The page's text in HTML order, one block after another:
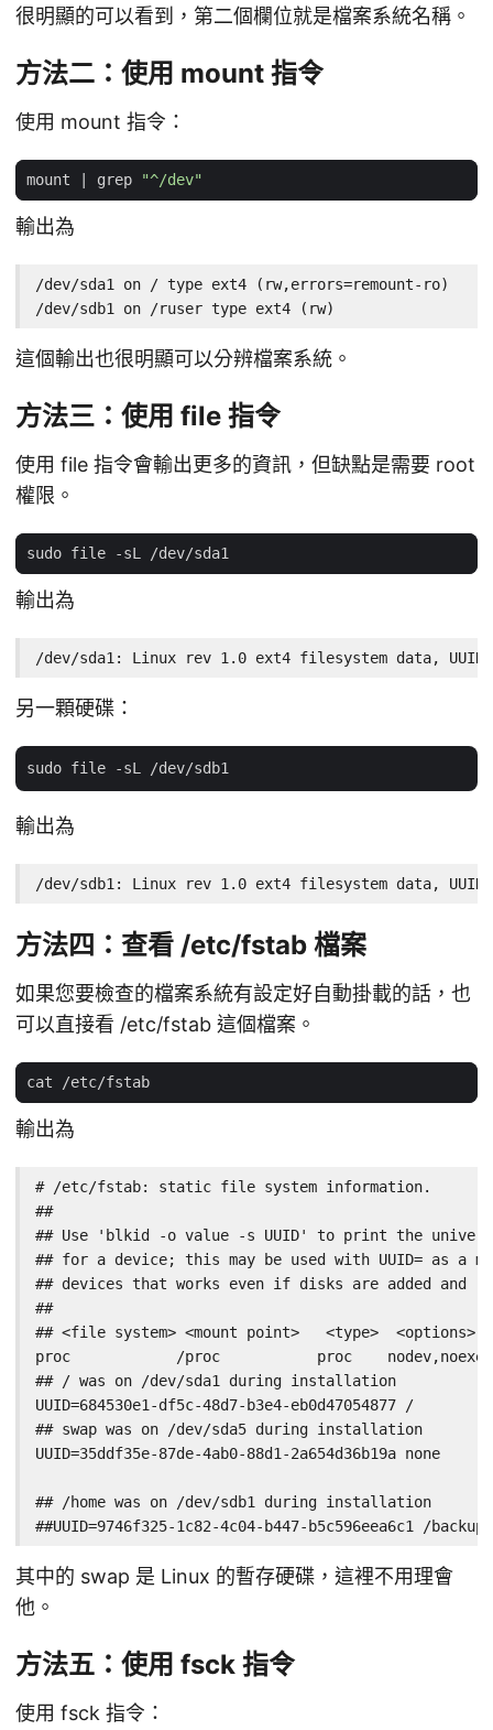
很明顯的可以看到，第二個欄位就是檔案系統名稱。
方法二：使用 mount 指令
使用 mount 指令：
mount grep "^/dev"
輸出為
/dev/sda1 on / type ext4 (rw,errors=remount-ro)
/dev/sdb1 on /ruser type ext4 (rw)
這個輸出也很明顯可以分辨檔案系統。
方法三：使用 file 指令
使用 file 指令會輸出更多的資訊，但缺點是需要 root
權限。
輸出為
/dev/sda1: Linux rev 1.0 ext4 filesystem data,
另一顆硬碟：
輸出為
/dev/sdb1: Linux rev 1.0 ext4 filesystem data,
方法四：查看 /etc/fstab 檔案
如果您要檢查的檔案系統有設定好自動掛載的話，也
可以直接看 /etc/fstab 這個檔案。
輸出為
# /etc/fstab: static file system information.
##
## Use 'blkid -o value -s UUID' to print the
## for a device; this may be used with UUID= as a
## devices that works even if disks are added and
##
## <file system> <mount point>   <type>  <options>
proc            /proc           proc
## / was on /dev/sda1 during installation
UUID=684530e1-df5c-48d7-b3e4-eb0d47054877
## swap was on /dev/sda5 during installation
UUID=35ddf35e-87de-4ab0-88d1-2a654d36b19a
## /home was on /dev/sdb1 during installation
##UUID=9746f325-1c82-4c04-b447-
其中的 swap 是 Linux 的暫存硬碟，這裡不用理會
他。
方法五：使用 fsck 指令
使用 fsck 指令：